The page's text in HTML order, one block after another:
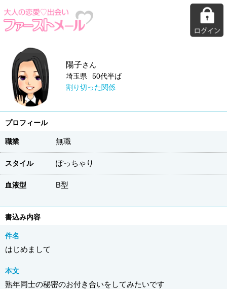
陽子さん
埼玉県
50代半ば
割り切った関係
プロフィール
職業 無職
スタイル ぽっちゃり
血液型 B型
書込み内容
件名
はじめまして
本文
熟年同士の秘密のお付き合いをしてみたいです